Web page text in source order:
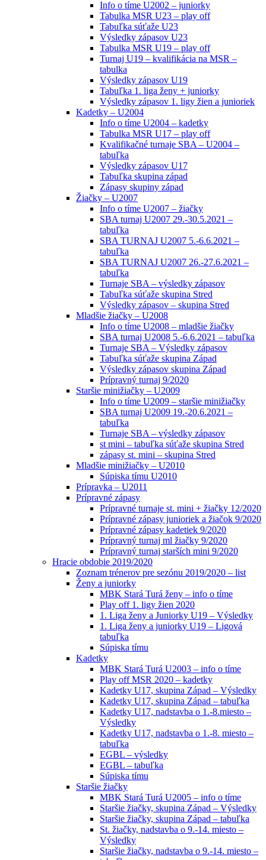
Info o tíme U2002 – juniorky
Tabulka MSR U23 – play off
Tabuľka súťaže U23
Výsledky zápasov U23
Tabulka MSR U19 – play off
Turnaj U19 – kvalifikácia na MSR –
tabulka
Výsledky zápasov U19
Tabuľka 1. liga ženy + juniorky
Výsledky zápasov 1. ligy žien a junioriek
Kadetky – U2004
Info o tíme U2004 – kadetky
Tabulka MSR U17 – play off
Kvalifikačné turnaje SBA – U2004 –
tabuľka
Výsledky zápasov U17
Tabuľka skupina západ
Zápasy skupiny západ
Žiačky – U2007
Info o tíme U2007 – žiačky
SBA turnaj U2007 29.-30.5.2021 –
tabuľka
SBA TURNAJ U2007 5.-6.6.2021 –
tabuľka
SBA TURNAJ U2007 26.-27.6.2021 –
tabuľka
Turnaje SBA – výsledky zápasov
Tabuľka súťaže skupina Stred
Výsledky zápasov – skupina Stred
Mladšie žiačky – U2008
Info o tíme U2008 – mladšie žiačky
SBA turnaj U2008 5.-6.6.2021 – tabuľka
Turnaje SBA – Výsledky zápasov
Tabuľka súťaže skupina Západ
Výsledky zápasov skupina Západ
Prípravný turnaj 9/2020
Staršie minižiačky – U2009
Info o tíme U2009 – staršie minižiačky
SBA turnaj U2009 19.-20.6.2021 –
tabuľka
Turnaje SBA – výsledky zápasov
st mini – tabuľka súťaže skupina Stred
zápasy st. mini – skupina Stred
Mladšie minižiačky – U2010
Súpiska tímu U2010
Prípravka – U2011
Prípravné zápasy
Prípravné turnaje st. mini + žiačky 12/2020
Prípravné zápasy junioriek a žiačok 9/2020
Prípravné zápasy kadetiek 9/2020
Prípravný turnaj ml žiačky 9/2020
Prípravný turnaj starších mini 9/2020
Hracie obdobie 2019/2020
Zoznam trénerov pre sezónu 2019/2020 – list
Ženy a juniorky
MBK Stará Turá ženy – info o tíme
Play off 1. ligy žien 2020
1. Liga ženy a Juniorky U19 – Výsledky
1. Liga ženy a juniorky U19 – Ligová
tabuľka
Súpiska tímu
Kadetky
MBK Stará Turá U2003 – info o tíme
Play off MSR 2020 – kadetky
Kadetky U17, skupina Západ – Výsledky
Kadetky U17, skupina Západ – tabuľka
Kadetky U17, nadstavba o 1.-8.miesto –
Výsledky
Kadetky U17, nadstavba o 1.-8. miesto –
tabuľka
EGBL – výsledky
EGBL – tabuľka
Súpiska tímu
Staršie žiačky
MBK Stará Turá U2005 – info o tíme
Staršie žiačky, skupina Západ – Výsledky
Staršie žiačky, skupina Západ – tabuľka
St. žiačky, nadstavba o 9.-14. miesto –
Výsledky
Staršie žiačky, nadstavba o 9.-14. miesto –